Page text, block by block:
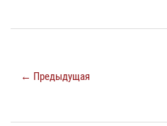
← Предыдущая